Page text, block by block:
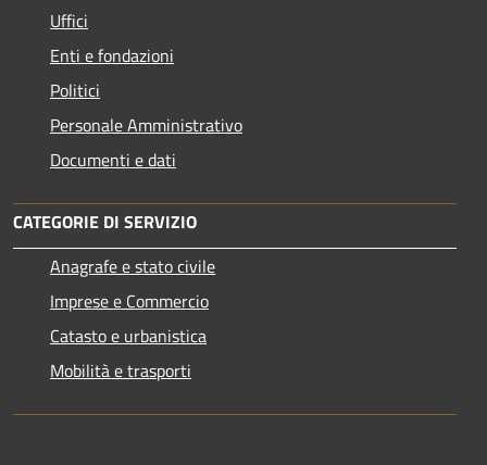
Uffici
Enti e fondazioni
Politici
Personale Amministrativo
Documenti e dati
CATEGORIE DI SERVIZIO
Anagrafe e stato civile
Imprese e Commercio
Catasto e urbanistica
Mobilità e trasporti